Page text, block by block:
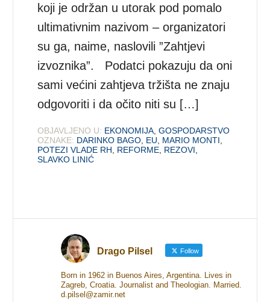
koji je održan u utorak pod pomalo
ultimativnim nazivom – organizatori
su ga, naime, naslovili ”Zahtjevi
izvoznika”. Podatci pokazuju da oni
sami većini zahtjeva tržišta ne znaju
odgovoriti i da očito niti su […]
OBJAVLJENO U: EKONOMIJA ,GOSPODARSTVO
OZNAKE: DARINKO BAGO EU MARIO MONTI
POTEZI VLADE RH
REFORME REZOVI
SLAVKO LINIĆ
Drago Pilsel Follow
Born in 1962 in Buenos Aires, Argentina. Lives in
Zagreb, Croatia. Journalist and Theologian. Married.
d.pilsel@zamir.net